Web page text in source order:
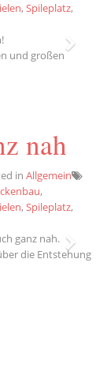
, Spileplatz,
und großen
nah
in Allgemein
,
, Spileplatz,
ganz nah.
die Entstehung